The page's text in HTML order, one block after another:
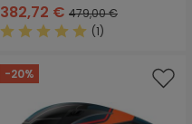
382,72 € 479,00 €
(1)
-20%